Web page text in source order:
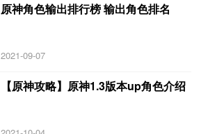
原神角色输出排行榜 输出角色排名
2021-09-07
【原神攻略】原神1.3版本up角色介绍